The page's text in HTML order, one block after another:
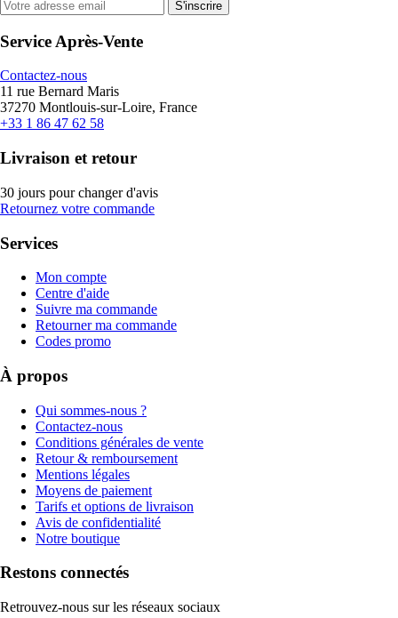
S'inscrire
Service Après-Vente
Contactez-nous
11 rue Bernard Maris
37270 Montlouis-sur-Loire, France
+33 1 86 47 62 58
Livraison et retour
30 jours pour changer d'avis
Retournez votre commande
Services
Mon compte
Centre d'aide
Suivre ma commande
Retourner ma commande
Codes promo
À propos
Qui sommes-nous ?
Contactez-nous
Conditions générales de vente
Retour & remboursement
Mentions légales
Moyens de paiement
Tarifs et options de livraison
Avis de confidentialité
Notre boutique
Restons connectés
Retrouvez-nous sur les réseaux sociaux